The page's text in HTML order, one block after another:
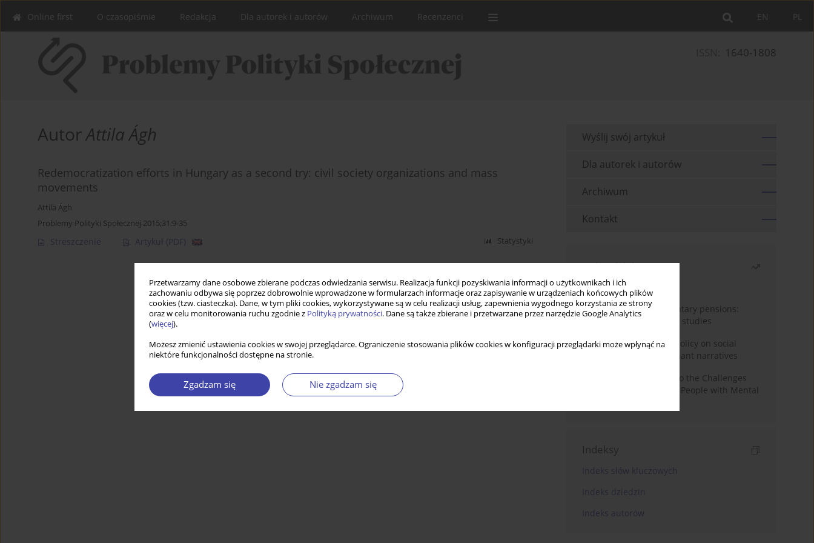
Przetwarzamy dane osobowe zbierane podczas odwiedzania serwisu. Realizacja funkcji pozyskiwania informacji o użytkownikach i ich
zachowaniu odbywa się poprzez dobrowolnie wprowadzone w formularzach informacje oraz zapisywanie w urządzeniach końcowych plików
cookies (tzw. ciasteczka). Dane, w tym pliki cookies, wykorzystywane są w celu realizacji usług, zapewnienia wygodnego korzystania ze strony
oraz w celu monitorowania ruchu zgodnie z Polityką prywatności. Dane są także zbierane i przetwarzane przez narzędzie Google Analytics
(więcej).
Możesz zmienić ustawienia cookies w swojej przeglądarce. Ograniczenie stosowania plików cookies w konfiguracji przeglądarki może wpłynąć na
niektóre funkcjonalności dostępne na stronie.
Zgadzam się Nie zgadzam się
PL
EN
Online first O czasopiśmie Redakcja Dla autorek i autorów Archiwum Recenzenci
1640-1808
AutorAttila Ágh
Redemocratization efforts in Hungary as a second try: civil society organizations and mass
movements
Attila Ágh
Problemy Polityki Społecznej 2015;31:9-35
Streszczenie Artykuł (PDF) Statystyki
Wyślij swój artykuł
Dla autorek i autorów
Archiwum
Kontakt
Najczęściej czytane
Miesiąc
Rok
Auto-enrolment in voluntary pensions:
Comparative OECD case studies
Delegitimizing climate policy on social
media platforms: Dominant narratives
Bibliometric Insights into the Challenges
and Needs of Homeless People with Mental
Indeksy
Indeks słów kluczowych
Indeks dziedzin
Indeks autorów